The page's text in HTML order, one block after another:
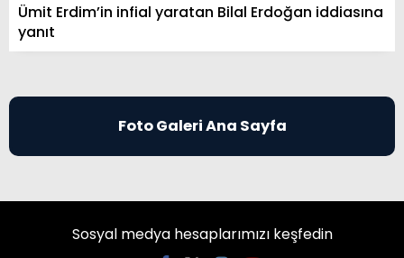
Ümit Erdim’in infial yaratan Bilal Erdoğan iddiasına
yanıt
Foto Galeri Ana Sayfa
Sosyal medya hesaplarımızı keşfedin